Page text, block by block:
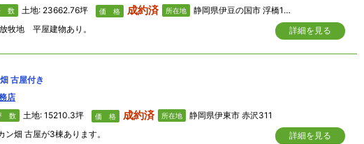
数 土地: 23662.76坪 価 格 成約済 所在地
静岡県伊豆の国市 浮橋1397-5
牧地 平屋建物あり。
詳細を見る
古屋付き
店
数 土地: 15210.3坪 価 格 成約済 所在地
静岡県伊東市 赤沢311
ン畑 古屋が3棟あります。
詳細を見る